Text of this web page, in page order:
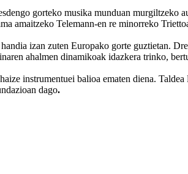
gorteko musika munduan
amaitzeko Telemann-en re minorreko
izan zuten Europako gorte guztietan.
ahalmen dinamikoak idazkera trinko,
instrumentuei balioa ematen diena.
dago.